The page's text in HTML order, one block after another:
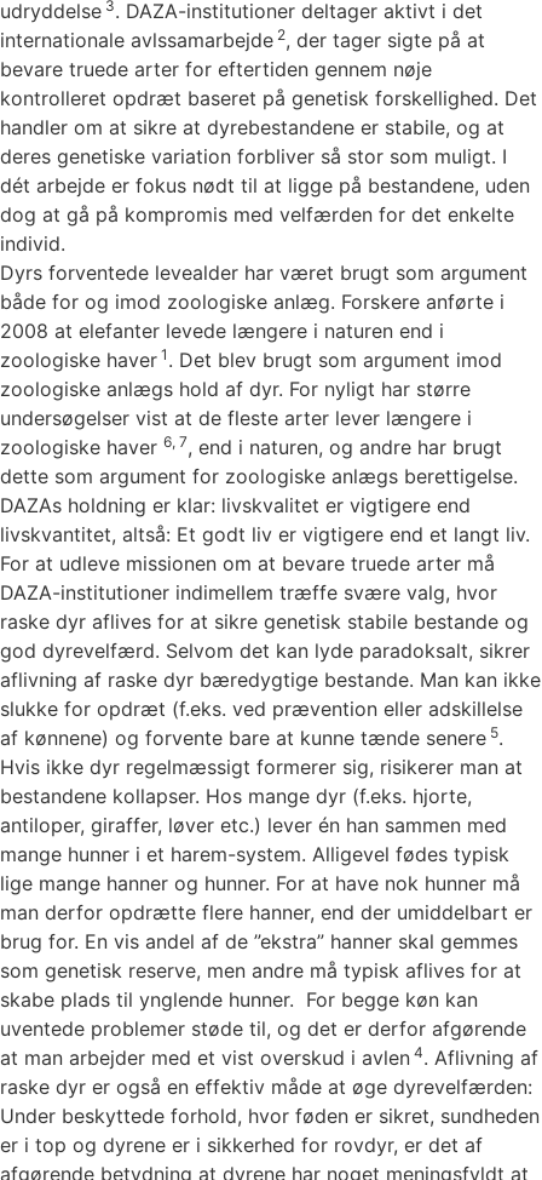
udryddelse 3. DAZA-institutioner deltager aktivt i det
internationale avlssamarbejde 2, der tager sigte på at
bevare truede arter for eftertiden gennem nøje
kontrolleret opdræt baseret på genetisk forskellighed. Det
handler om at sikre at dyrebestandene er stabile, og at
deres genetiske variation forbliver så stor som muligt. I
dét arbejde er fokus nødt til at ligge på bestandene, uden
dog at gå på kompromis med velfærden for det enkelte
individ.
Dyrs forventede levealder har været brugt som argument
både for og imod zoologiske anlæg. Forskere anførte i
2008 at elefanter levede længere i naturen end i
zoologiske haver 1 . Det blev brugt som argument imod
zoologiske anlægs hold af dyr. For nyligt har større
undersøgelser vist at de fleste arter lever længere i
zoologiske haver 6, 7, end i naturen, og andre har brugt
dette som argument for zoologiske anlægs berettigelse.
DAZAs holdning er klar: livskvalitet er vigtigere end
livskvantitet, altså: Et godt liv er vigtigere end et langt liv.
For at udleve missionen om at bevare truede arter må
DAZA-institutioner indimellem træffe svære valg, hvor
raske dyr aflives for at sikre genetisk stabile bestande og
god dyrevelfærd. Selvom det kan lyde paradoksalt, sikrer
aflivning af raske dyr bæredygtige bestande. Man kan ikke
slukke for opdræt (f.eks. ved prævention eller adskillelse
af kønnene) og forvente bare at kunne tænde senere 5.
Hvis ikke dyr regelmæssigt formerer sig, risikerer man at
bestandene kollapser. Hos mange dyr (f.eks. hjorte,
antiloper, giraffer, løver etc.) lever én han sammen med
mange hunner i et harem-system. Alligevel fødes typisk
lige mange hanner og hunner. For at have nok hunner må
man derfor opdrætte flere hanner, end der umiddelbart er
brug for. En vis andel af de ”ekstra” hanner skal gemmes
som genetisk reserve, men andre må typisk aflives for at
skabe plads til ynglende hunner. For begge køn kan
uventede problemer støde til, og det er derfor afgørende
at man arbejder med et vist overskud i avlen 4. Aflivning af
raske dyr er også en effektiv måde at øge dyrevelfærden:
Under beskyttede forhold, hvor føden er sikret, sundheden
er i top og dyrene er i sikkerhed for rovdyr, er det af
afgørende betydning at dyrene har noget meningsfyldt at